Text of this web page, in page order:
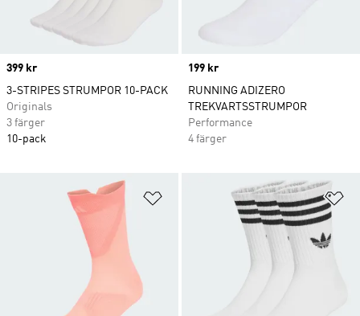
Price
399 kr
3-STRIPES STRUMPOR 10-PACK
Originals
3 färger
10-pack
Price
199 kr
RUNNING ADIZERO
TREKVARTSSTRUMPOR
Performance
4 färger
Lägg till på önskelistan